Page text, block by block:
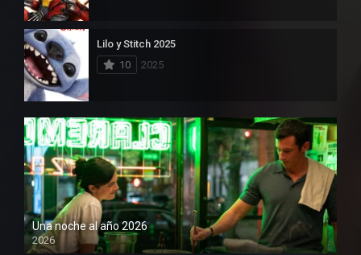
Lilo y Stitch 2025
10
2025
Una noche al año 2026
2026
1080P